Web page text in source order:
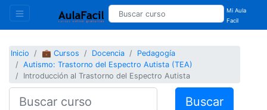
Mi Aula
Facil
Inicio 💼 Cursos Docencia
Pedagogía
Autismo: Trastorno del Espectro Autista (TEA)
Introducción al Trastorno del Espectro Autista
Buscar